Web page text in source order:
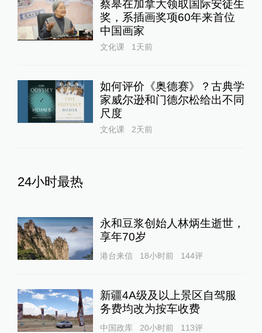
蔡皋在加拿大领取国际安徒生
奖，系插画奖项60年来首位
中国画家
文化课 1天前
如何评价《奥德赛》？古典学
家威尔逊和门德尔松给出不同
尺度
文化课 2天前
24小时最热
永和豆浆创始人林炳生逝世，
享年70岁
港台来信 18小时前 144评
新疆4A级及以上景区自驾服
务费均改为按车收费
中国政库 20小时前 113评